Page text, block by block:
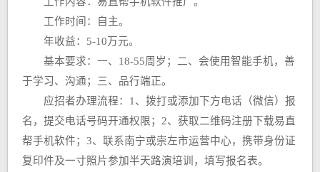
工作时间：自主。
年收益：5-10万元。
基本要求：一、18-55周岁；二、会使用智能手机，善
于学习、沟通；三、品行端正。
应招者办理流程：1、拨打或添加下方电话（微信）报
名，提交电话号码开通权限；2、获取二维码注册下载易直
帮手机软件；3、联系南宁或崇左市运营中心，携带身份证
复印件及一寸照片参加半天路演培训，填写报名表。